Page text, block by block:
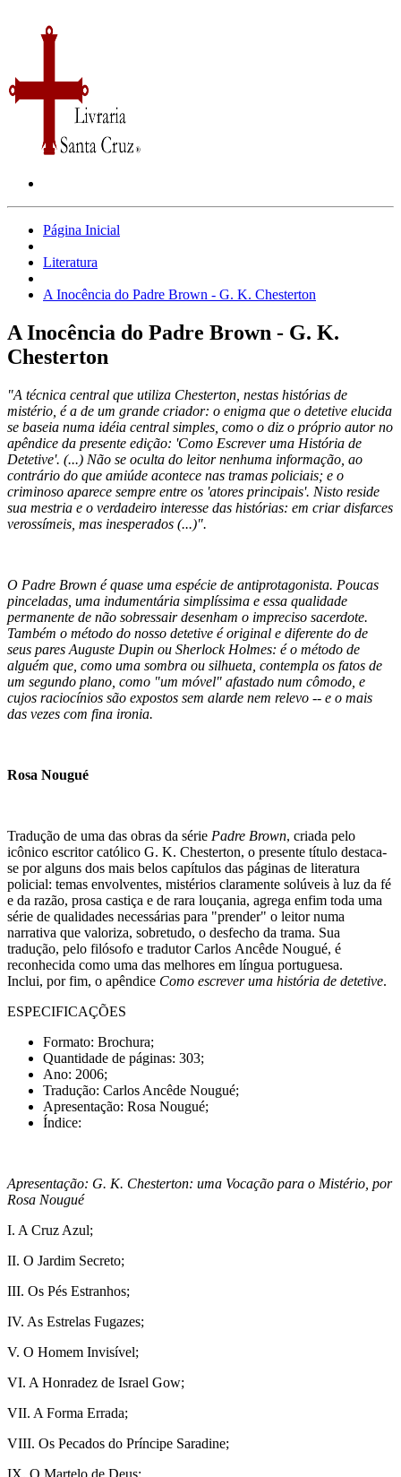
Página Inicial
Literatura
A Inocência do Padre Brown - G. K. Chesterton
A Inocência do Padre Brown - G. K.
Chesterton
"A técnica central que utiliza Chesterton, nestas histórias de
mistério, é a de um grande criador: o enigma que o detetive elucida
se baseia numa idéia central simples, como o diz o próprio autor no
apêndice da presente edição: 'Como Escrever uma História de
Detetive'. (...) Não se oculta do leitor nenhuma informação, ao
contrário do que amiúde acontece nas tramas policiais; e o
criminoso aparece sempre entre os 'atores principais'. Nisto reside
sua mestria e o verdadeiro interesse das histórias: em criar disfarces
verossímeis, mas inesperados (...)".
O Padre Brown é quase uma espécie de antiprotagonista. Poucas
pinceladas, uma indumentária simplíssima e essa qualidade
permanente de não sobressair desenham o impreciso sacerdote.
Também o método do nosso detetive é original e diferente do de
seus pares Auguste Dupin ou Sherlock Holmes: é o método de
alguém que, como uma sombra ou silhueta, contempla os fatos de
um segundo plano, como "um móvel" afastado num cômodo, e
cujos raciocínios são expostos sem alarde nem relevo -- e o mais
das vezes com fina ironia.
Rosa Nougué
Tradução de uma das obras da série Padre Brown, criada pelo
icônico escritor católico G. K. Chesterton, o presente título destaca-
se por alguns dos mais belos capítulos das páginas de literatura
policial: temas envolventes, mistérios claramente solúveis à luz da fé
e da razão, prosa castiça e de rara louçania, agrega enfim toda uma
série de qualidades necessárias para "prender" o leitor numa
narrativa que valoriza, sobretudo, o desfecho da trama. Sua
tradução, pelo filósofo e tradutor Carlos Ancêde Nougué, é
reconhecida como uma das melhores em língua portuguesa.
Inclui, por fim, o apêndice Como escrever uma história de detetive.
ESPECIFICAÇÕES
Formato: Brochura;
Quantidade de páginas: 303;
Ano: 2006;
Tradução: Carlos Ancêde Nougué;
Apresentação: Rosa Nougué;
Índice:
Apresentação: G. K. Chesterton: uma Vocação para o Mistério, por
Rosa Nougué
I. A Cruz Azul;
II. O Jardim Secreto;
III. Os Pés Estranhos;
IV. As Estrelas Fugazes;
V. O Homem Invisível;
VI. A Honradez de Israel Gow;
VII. A Forma Errada;
VIII. Os Pecados do Príncipe Saradine;
IX. O Martelo de Deus;